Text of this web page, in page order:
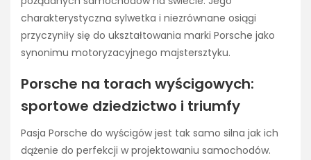
charakterystyczna sylwetka i niezrównane osiągi
przyczyniły się do ukształtowania marki Porsche jako
synonimu motoryzacyjnego majstersztyku.
Porsche na torach wyścigowych:
sportowe dziedzictwo i triumfy
Pasja Porsche do wyścigów jest tak samo silna jak ich
dążenie do perfekcji w projektowaniu samochodów.